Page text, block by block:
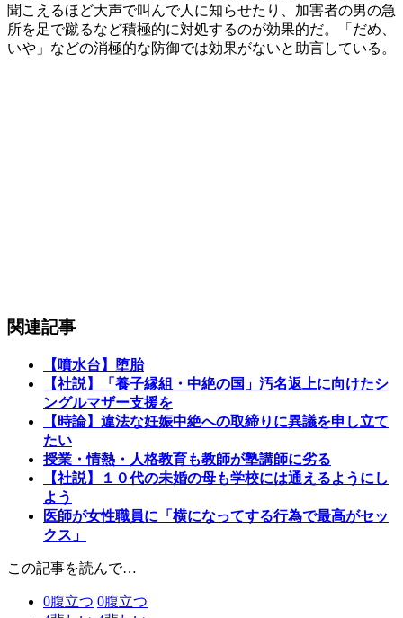
聞こえるほど大声で叫んで人に知らせたり、加害者の男の急
所を足で蹴るなど積極的に対処するのが効果的だ。「だめ、
いや」などの消極的な防御では効果がないと助言している。
関連記事
【噴水台】堕胎
【社説】「養子縁組・中絶の国」汚名返上に向けたシ
ングルマザー支援を
【時論】違法な妊娠中絶への取締りに異議を申し立て
たい
授業・情熱・人格教育も教師が塾講師に劣る
【社説】１０代の未婚の母も学校には通えるようにし
よう
医師が女性職員に「横になってする行為で最高がセッ
クス」
この記事を読んで…
0腹立つ 0腹立つ